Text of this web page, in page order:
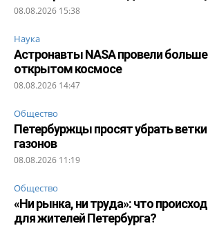
08.08.2026 15:38
Наука
Астронавты NASA провели
открытом космосе
08.08.2026 14:47
Общество
Петербуржцы просят убрать ветки
газонов
08.08.2026 11:19
Общество
«Ни рынка, ни труда»: что
для жителей Петербурга?